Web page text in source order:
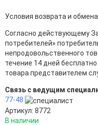
Условия возврата и обмена
Согласно действующему
потребителей»
непродовольственного
течение 14 дней
товара представителем
Связь с ведущим
77-48
Артикул: 8772
В наличии